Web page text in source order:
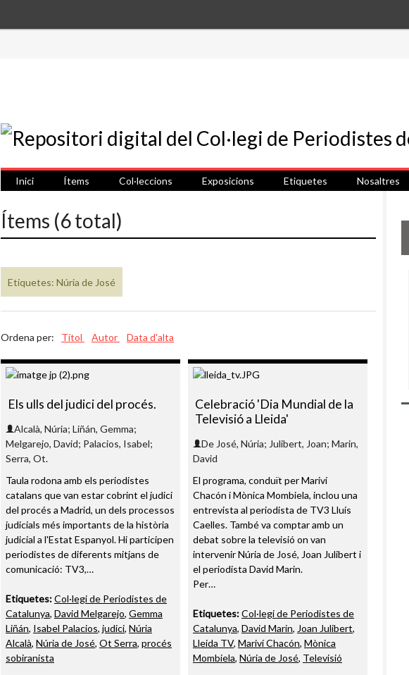
Inici Ítems Col·leccions Exposicions Etiquetes Nosaltres
Ítems (6 total)
Etiquetes: Núria de José
Ordena per: Títol Autor Data d'alta
Els ulls del judici del procés.
Alcalà, Núria; Liñán, Gemma;
Melgarejo, David; Palacios, Isabel;
Serra, Ot.
Taula rodona amb els periodistes
catalans que van estar cobrint el judici
del procés a Madrid, un dels processos
judicials més importants de la història
judicial a l'Estat Espanyol. Hi participen
periodistes de diferents mitjans de
comunicació: TV3,…
Etiquetes:Col·legi de Periodistes de
Catalunya, David Melgarejo, Gemma
Liñán, Isabel Palacios, judici, Núria
Alcalà, Núria de José, Ot Serra, procés
sobiranista
Celebració 'Dia Mundial de la
Televisió a Lleida'
De José, Núria; Julibert, Joan; Marin,
David
El programa, conduït per Mariví
Chacón i Mònica Mombiela, inclou una
entrevista al periodista de TV3 Lluís
Caelles. També va comptar amb un
debat sobre la televisió on van
intervenir Núria de José, Joan Julibert i
el periodista David Marin.
Per…
Etiquetes:Col·legi de Periodistes de
Catalunya, David Marin, Joan Julibert,
Lleida TV, Mariví Chacón, Mònica
Mombiela, Núria de José, Televisió